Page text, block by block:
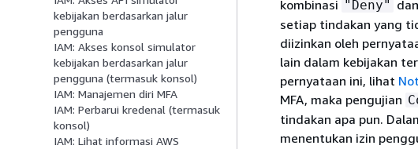
kebijakan berdasarkan jalur
pengguna
IAM: Akses konsol simulator
kebijakan berdasarkan jalur
pengguna (termasuk konsol)
IAM: Manajemen diri MFA
IAM: Perbarui kredenal (termasuk
konsol)
IAM: Lihat informasi AWS
kombinasi "Deny" dan
setiap tindakan yang
diizinkan oleh
lain dalam kebijakan
pernyataan ini, lihat
MFA, maka pengujian
tindakan apa pun.
menentukan izin